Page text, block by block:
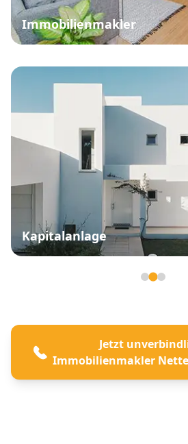
Immobilienmakler
Kapitalanlage
Jetzt
Immobilienmakler
lassen